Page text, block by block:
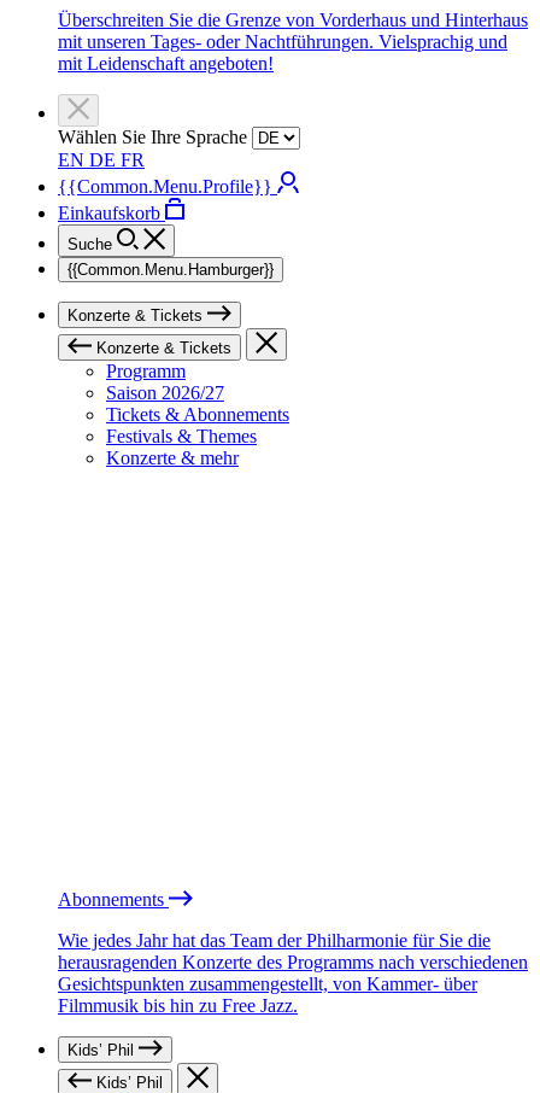
Überschreiten Sie die Grenze von Vorderhaus und Hinterhaus
mit unseren Tages- oder Nachtführungen. Vielsprachig und
mit Leidenschaft angeboten!
Wählen Sie Ihre Sprache
EN DE FR
{{Common.Menu.Profile}}
Einkaufskorb
Suche
{{Common.Menu.Hamburger}}
Konzerte & Tickets
Konzerte & Tickets
Programm
Saison 2026/27
Tickets & Abonnements
Festivals & Themes
Konzerte & mehr
Abonnements
Wie jedes Jahr hat das Team der Philharmonie für Sie die
herausragenden Konzerte des Programms nach verschiedenen
Gesichtspunkten zusammengestellt, von Kammer- über
Filmmusik bis hin zu Free Jazz.
Kids’ Phil
Kids’ Phil